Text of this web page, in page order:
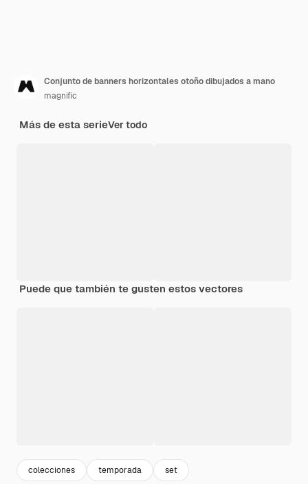
Conjunto de banners horizontales otoño dibujados a mano
magnific
Más de esta serieVer todo
Puede que también te gusten estos vectores
colecciones temporada set